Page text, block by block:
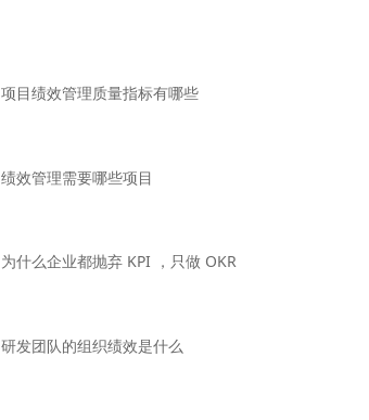
项目绩效管理质量指标有哪些
绩效管理需要哪些项目
为什么企业都抛弃 KPI ，只做 OKR
研发团队的组织绩效是什么